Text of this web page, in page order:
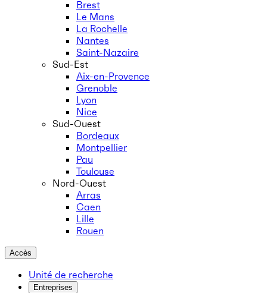
Brest
Le Mans
La Rochelle
Nantes
Saint-Nazaire
Sud-Est
Aix-en-Provence
Grenoble
Lyon
Nice
Sud-Ouest
Bordeaux
Montpellier
Pau
Toulouse
Nord-Ouest
Arras
Caen
Lille
Rouen
Accès
Unité de recherche
Entreprises